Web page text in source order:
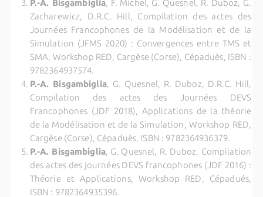
P.-A. Bisgambiglia, F. Michel, G. Quesnel, R. Duboz, G.
Zacharewicz, D.R.C. Hill, Compilation des actes des
Journées Francophones de la Modélisation et de la
Simulation (JFMS 2020) : Convergences entre TMS et
SMA, Workshop RED, Cargèse (Corse), Cépaduès, ISBN :
9782364937574.
P.-A. Bisgambiglia, G. Quesnel, R. Duboz, D.R.C. Hill,
Compilation des actes des Journées DEVS
Francophones (JDF 2018), Applications de la théorie
de la Modélisation et de la Simulation, Workshop RED,
Cargèse (Corse), Cépaduès, ISBN : 9782364936379.
P.-A. Bisgambiglia, G. Quesnel, R. Duboz, Compilation
des actes des journées DEVS francophones (JDF 2016) :
Théorie et Applications, Workshop RED, Cépadués,
ISBN : 9782364935396.